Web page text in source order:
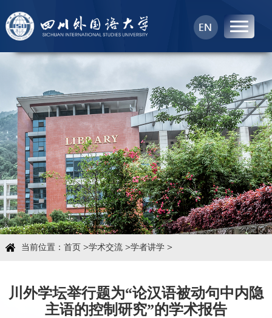
首页
中心概况
科学研究
学术团队
学术交流
资源下载
当前位置： 首页>学术交流>学者讲学>
川外学坛举行题为“论汉语被动句中内隐
主语的控制研究”的学术报告